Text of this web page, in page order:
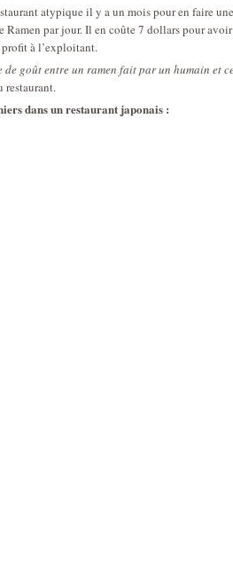
atypique il y a un mois pour en faire
Ramen par jour. Il en coûte 7 dollars pour
à l’exploitant.
de goût entre un ramen fait par un humain et
restaurant.
dans un restaurant japonais :